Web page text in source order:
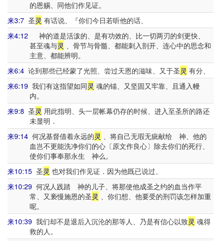
的恩赐、同他们作见证。
来3:7 圣灵 有话说、『你们今日若听他的话、
来4:12 神的道是活泼的、是有功效的、比一切两刃的剑更快、
甚至魂与灵 、骨节与骨髓、都能刺入剖开、连心中的思念和
主意、都能辨明。
来6:4 论到那些已经蒙了光照、尝过天恩的滋味、又于圣灵 有分、
来6:19 我们有这指望如同灵 魂的锚、又坚固又牢靠、且通入幔
内。
来9:8 圣灵 用此指明、头一层帐幕仍存的时候、进入至圣所的路还
未显明．
来9:14 何况基督借着永远的灵 、将自己无瑕无疵献给 神、他的
血岂不更能洗净你们的心〔原文作良心〕除去你们的死行、
使你们事奉那永生 神么。
来10:15 圣灵 也对我们作见证．因为他既已说过、
来10:29 何况人践踏 神的儿子、将那使他成圣之约的血当作平
常、又亵慢施恩的圣灵 、你们想、他要受的刑罚该怎样加重
呢。
来10:39 我们却不是退后入沉沦的那等人、乃是有信心以致灵 魂得
救的人。